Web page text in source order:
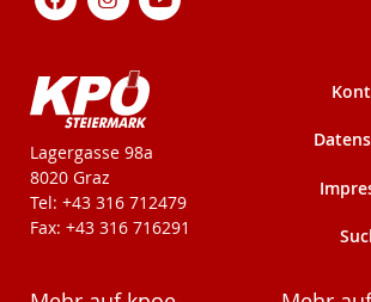
KPÖ-Steiermark
Lagergasse 98a
8020 Graz
Tel: +43 316 712479
Fax: +43 316 716291